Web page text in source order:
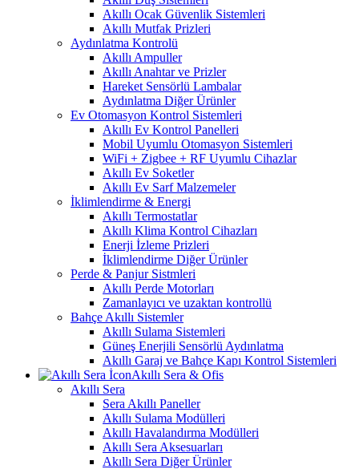
Akıllı Ocak Güvenlik Sistemleri
Akıllı Mutfak Prizleri
Aydınlatma Kontrolü
Akıllı Ampuller
Akıllı Anahtar ve Prizler
Hareket Sensörlü Lambalar
Aydınlatma Diğer Ürünler
Ev Otomasyon Kontrol Sistemleri
Akıllı Ev Kontrol Panelleri
Mobil Uyumlu Otomasyon Sistemleri
WiFi + Zigbee + RF Uyumlu Cihazlar
Akıllı Ev Soketler
Akıllı Ev Sarf Malzemeler
İklimlendirme & Energi
Akıllı Termostatlar
Akıllı Klima Kontrol Cihazları
Enerji İzleme Prizleri
İklimlendirme Diğer Ürünler
Perde & Panjur Sistmleri
Akıllı Perde Motorları
Zamanlayıcı ve uzaktan kontrollü
Bahçe Akıllı Sistemler
Akıllı Sulama Sistemleri
Güneş Enerjili Sensörlü Aydınlatma
Akıllı Garaj ve Bahçe Kapı Kontrol Sistemleri
Akıllı Sera & Ofis
Akıllı Sera
Sera Akıllı Paneller
Akıllı Sulama Modülleri
Akıllı Havalandırma Modülleri
Akıllı Sera Aksesuarları
Akıllı Sera Diğer Ürünler